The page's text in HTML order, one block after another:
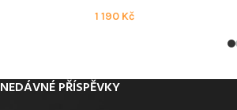
1 190 Kč
NEDÁVNÉ PŘÍSPĚVKY